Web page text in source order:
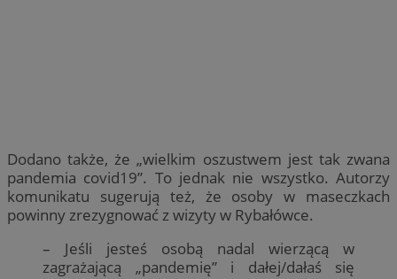
Dodano także, że „wielkim oszustwem jest tak zwana
pandemia covid19”. To jednak nie wszystko. Autorzy
komunikatu sugerują też, że osoby w maseczkach
powinny zrezygnować z wizyty w Rybałówce.
– Jeśli jesteś osobą nadal wierzącą w
zagrażającą „pandemię” i dałej/dałaś się